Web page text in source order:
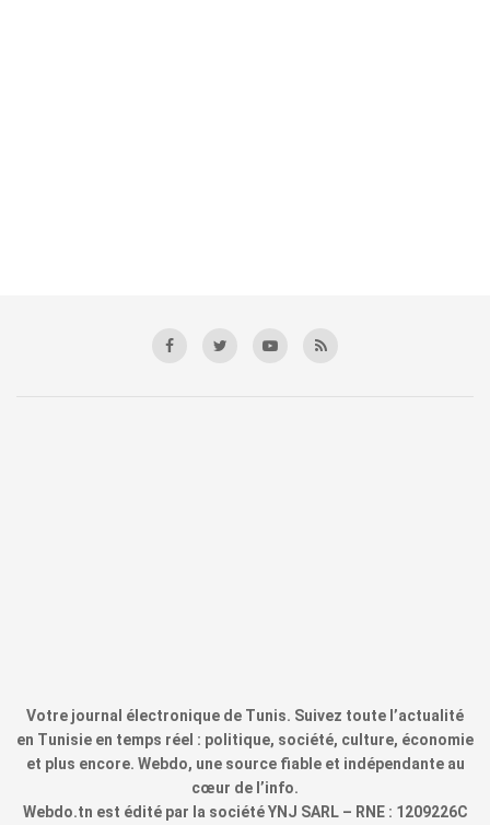
Votre journal électronique de Tunis. Suivez toute l’actualité
en Tunisie en temps réel : politique, société, culture, économie
et plus encore. Webdo, une source fiable et indépendante au
cœur de l’info.
Webdo.tn est édité par la société YNJ SARL – RNE : 1209226C